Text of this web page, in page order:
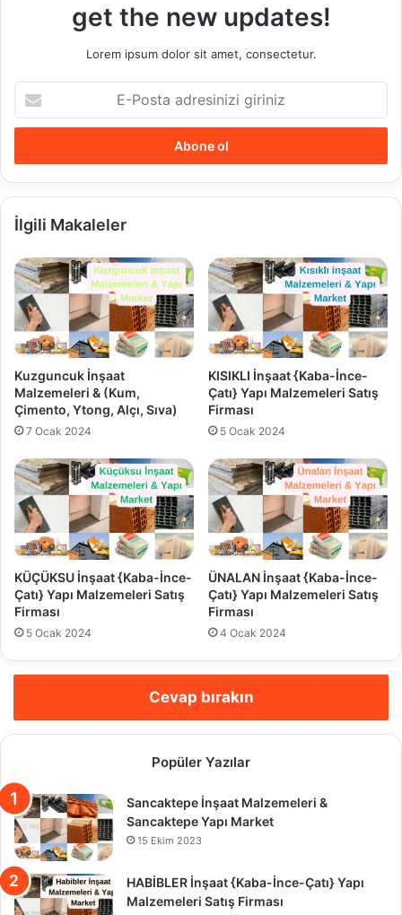
get the new updates!
Lorem ipsum dolor sit amet, consectetur.
E-
Posta
adresinizi
İlgili Makaleler
Kuzguncuk İnşaat
Malzemeleri & (Kum,
Çimento, Ytong, Alçı, Sıva)
7 Ocak 2024
KISIKLI İnşaat {Kaba-İnce-
Çatı} Yapı Malzemeleri Satış
Firması
5 Ocak 2024
KÜÇÜKSU İnşaat {Kaba-İnce-
Çatı} Yapı Malzemeleri Satış
Firması
5 Ocak 2024
ÜNALAN İnşaat {Kaba-İnce-
Çatı} Yapı Malzemeleri Satış
Firması
4 Ocak 2024
Cevap bırakın
Popüler Yazılar
Sancaktepe İnşaat Malzemeleri &
Sancaktepe Yapı Market
15 Ekim 2023
HABİBLER İnşaat {Kaba-İnce-Çatı} Yapı
Malzemeleri Satış Firması